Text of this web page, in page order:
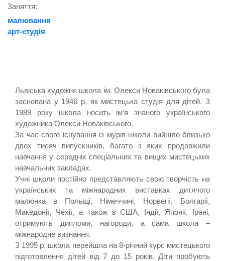
Заняття:
малювання
арт-студія
Львіська художня школа ім. Олекси Новаківського була
заснована у 1946 р, як мистецька студія для дітей. З
1989 року школа носить ім’я знаного українського
художника Олекси Новаківського.
За час свого існування із мурів школи вийшло близько
двох тисяч випускників, багато з яких продовжили
навчання у середніх спеціальних та вищих мистецьких
навчальних закладах.
Учні школи постійно представляють свою творчість на
українських та міжнародних виставках дитячого
малюнка в Польщі, Німеччині, Норвегії, Болгарії,
Македонії, Чехії, а також в США, Індії, Японії, Ірані,
отримують дипломи, нагороди, а сама школа –
міжнародне визнання.
З 1995 р. школа перейшла на 8-річний курс мистецького
підготовлення дітей від 7 до 15 років. Діти пробують